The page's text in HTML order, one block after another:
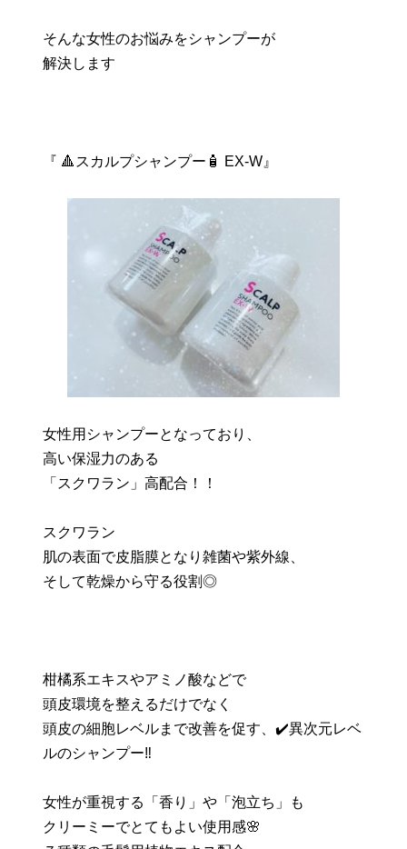
そんな女性のお悩みをシャンプーが
解決します
『 🔺スカルプシャンプー🧴 EX-W』
女性用シャンプーとなっており、
高い保湿力のある
「スクワラン」高配合！！
スクワラン
肌の表面で皮脂膜となり雑菌や紫外線、
そして乾燥から守る役割◎
柑橘系エキスやアミノ酸などで
頭皮環境を整えるだけでなく
頭皮の細胞レベルまで改善を促す、✔️異次元レベ
ルのシャンプー‼️
女性が重視する「香り」や「泡立ち」も
クリーミーでとてもよい使用感🌸